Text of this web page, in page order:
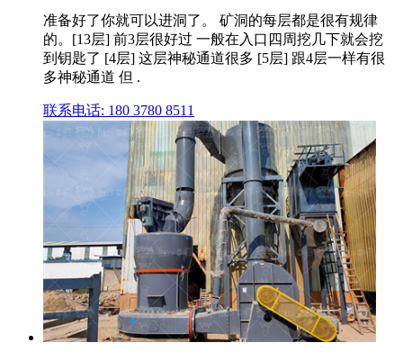
准备好了你就可以进洞了。 矿洞的每层都是很有规律
的。[13层] 前3层很好过 一般在入口四周挖几下就会挖
到钥匙了 [4层] 这层神秘通道很多 [5层] 跟4层一样有很
多神秘通道 但 .
联系电话: 180 3780 8511